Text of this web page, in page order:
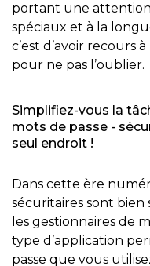
portant une
spéciaux et à la
c’est d’avoir
pour ne pas l’oublier.
Simplifiez-vous la
mots de passe -
seul endroit !
Dans cette ère
sécuritaires sont
les gestionnaires de
type d’application
passe que vous